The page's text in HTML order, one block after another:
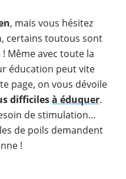
, mais vous hésitez
certains toutous sont
! Même avec toute la
éducation peut vite
page, on vous dévoile
difficilesà éduquer.
de stimulation…
de poils demandent
!